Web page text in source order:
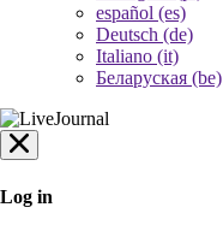
español (es)
Deutsch (de)
Italiano (it)
Беларуская (be)
Log in